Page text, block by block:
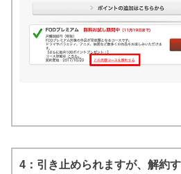
4：引き止められますが、解約